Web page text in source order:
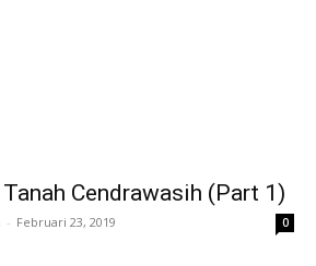
Cendrawasih (Part 1)
- Februari 23, 2019 0